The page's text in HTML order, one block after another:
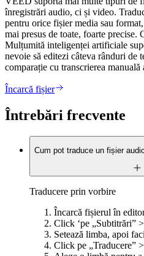
înregistrări audio, ci și video.
pentru orice fișier media sau
mai presus de toate, foarte precise.
Mulțumită inteligenței artificiale
nevoie să editezi câteva rânduri de
comparație cu transcrierea
Încarcă fișier
Întrebări frecvente
Cum pot traduce un fișier
Traducere prin vorbire
Încarcă fișierul în
Click ‘pe „Subtitrări”
Setează limba, apoi
Click pe „Traducere”